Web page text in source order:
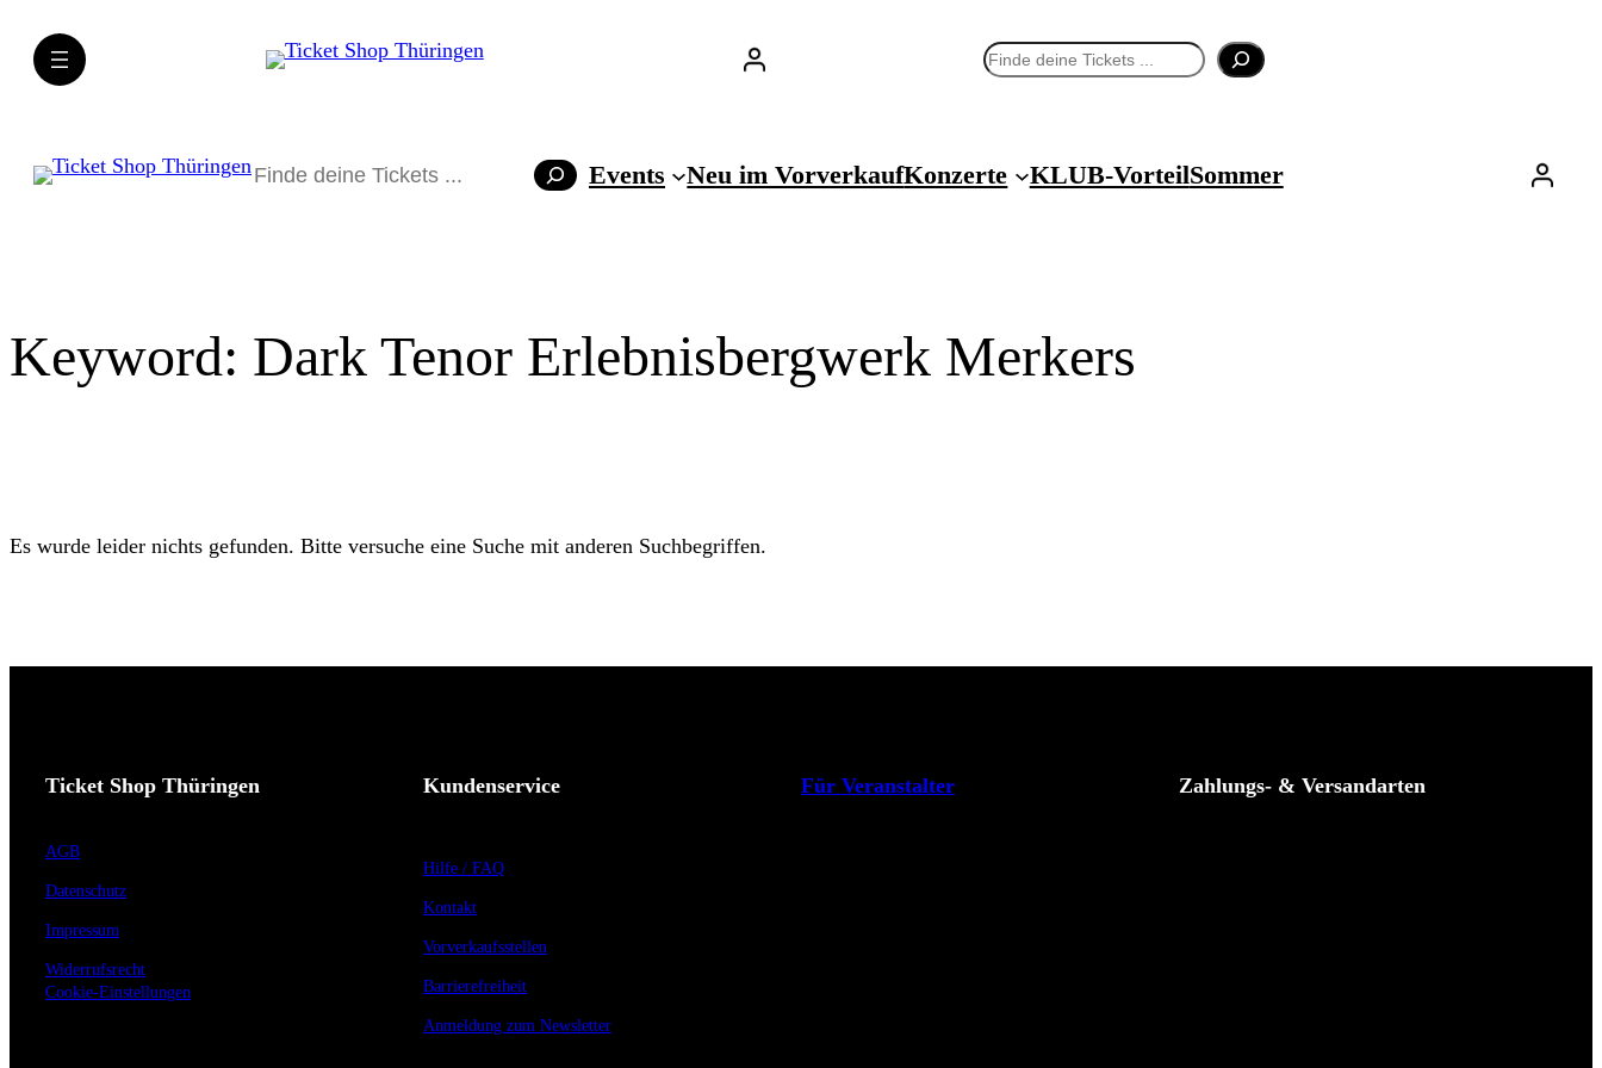
zum
Inhalt
Suchen
Suchen Events Neu im VorverkaufKonzerte KLUB-VorteilSommer
Keyword: Dark Tenor Erlebnisbergwerk Merkers
Es wurde leider nichts gefunden. Bitte versuche eine Suche mit anderen Suchbegriffen.
Ticket Shop Thüringen
AGB
Datenschutz
Impressum
Widerrufsrecht
Cookie-Einstellungen
Kundenservice
Hilfe / FAQ
Kontakt
Vorverkaufsstellen
Barrierefreiheit
Anmeldung zum Newsletter
Für Veranstalter Zahlungs- & Versandarten